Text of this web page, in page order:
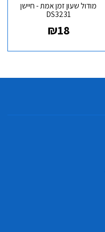
מודול שעון זמן אמת - חיישן
DS3231
₪18